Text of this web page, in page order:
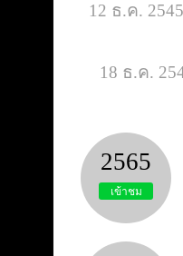
12 ธ.ค.
18 ธ.ค.
2565
เข้าชม